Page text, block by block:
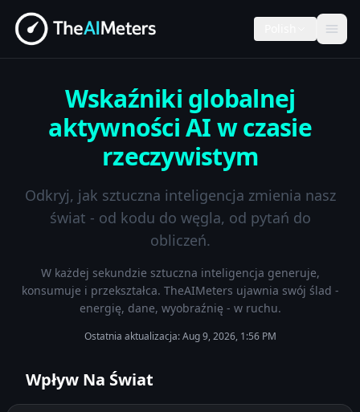
Wskaźniki globalnej
aktywności AI w czasie
rzeczywistym
Odkryj, jak sztuczna inteligencja zmienia nasz
świat - od kodu do węgla, od pytań do
obliczeń.
W każdej sekundzie sztuczna inteligencja generuje,
konsumuje i przekształca. TheAIMeters ujawnia swój ślad -
energię, dane, wyobraźnię - w ruchu.
Ostatnia aktualizacja:Aug 9, 2026, 1:56 PM
Wpływ Na Świat